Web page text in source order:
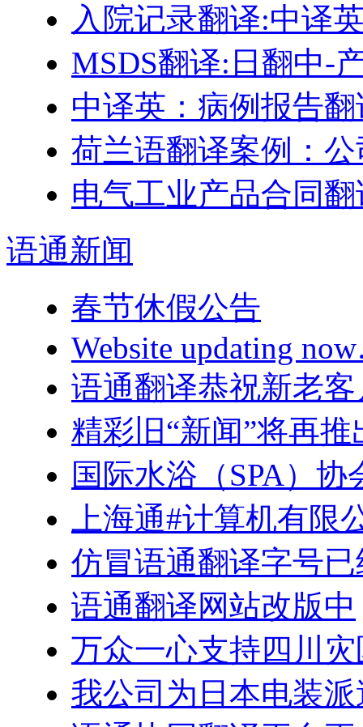
入院记录翻译:中译
MSDS翻译:日翻中-
中译英：病例报告
荷兰语翻译案例：
电气工业产品合同
语通新闻
春节休假公告
Website updating
语通翻译恭祝新老
精彩旧“新闻”将再推
国际水浴（SPA）
上海通#计算机有限
仿冒语通翻译字号
语通翻译网站改版中
万众一心支持四川
我公司为日本电装